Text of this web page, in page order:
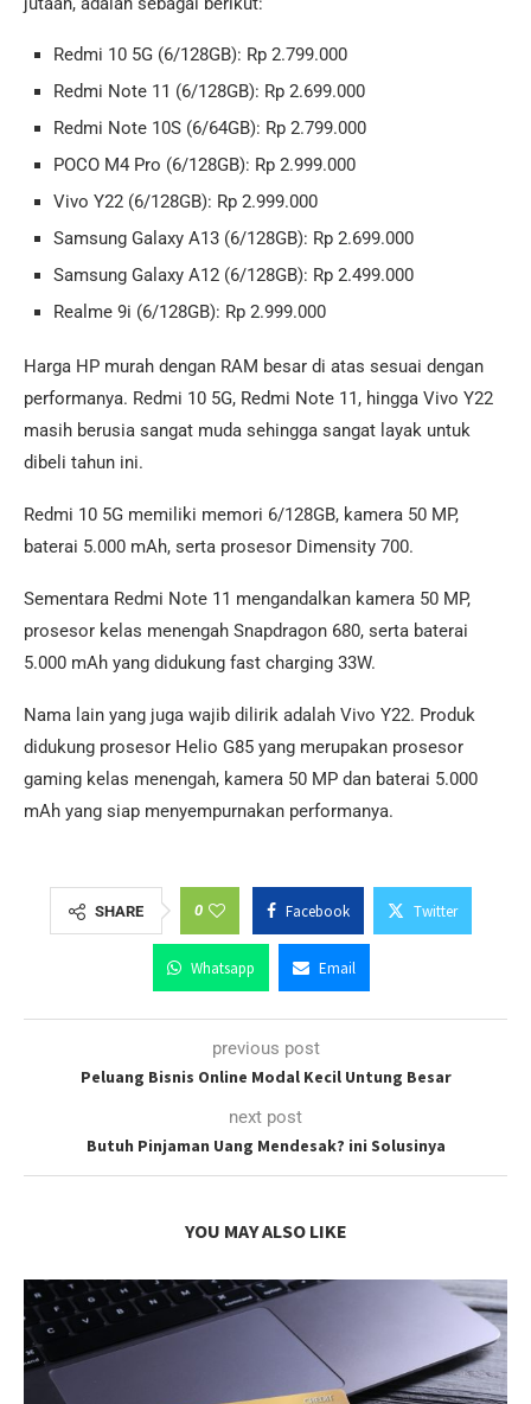
Redmi 10 5G (6/128GB): Rp 2.799.000
Redmi Note 11 (6/128GB): Rp 2.699.000
Redmi Note 10S (6/64GB): Rp 2.799.000
POCO M4 Pro (6/128GB): Rp 2.999.000
Vivo Y22 (6/128GB): Rp 2.999.000
Samsung Galaxy A13 (6/128GB): Rp 2.699.000
Samsung Galaxy A12 (6/128GB): Rp 2.499.000
Realme 9i (6/128GB): Rp 2.999.000
Harga HP murah dengan RAM besar di atas sesuai dengan
performanya. Redmi 10 5G, Redmi Note 11, hingga Vivo Y22
masih berusia sangat muda sehingga sangat layak untuk
dibeli tahun ini.
Redmi 10 5G memiliki memori 6/128GB, kamera 50 MP,
baterai 5.000 mAh, serta prosesor Dimensity 700.
Sementara Redmi Note 11 mengandalkan kamera 50 MP,
prosesor kelas menengah Snapdragon 680, serta baterai
5.000 mAh yang didukung fast charging 33W.
Nama lain yang juga wajib dilirik adalah Vivo Y22. Produk
didukung prosesor Helio G85 yang merupakan prosesor
gaming kelas menengah, kamera 50 MP dan baterai 5.000
mAh yang siap menyempurnakan performanya.
SHARE 0 Facebook Twitter
Whatsapp Email
previous post
Peluang Bisnis Online Modal Kecil Untung Besar
next post
Butuh Pinjaman Uang Mendesak? ini Solusinya
YOU MAY ALSO LIKE